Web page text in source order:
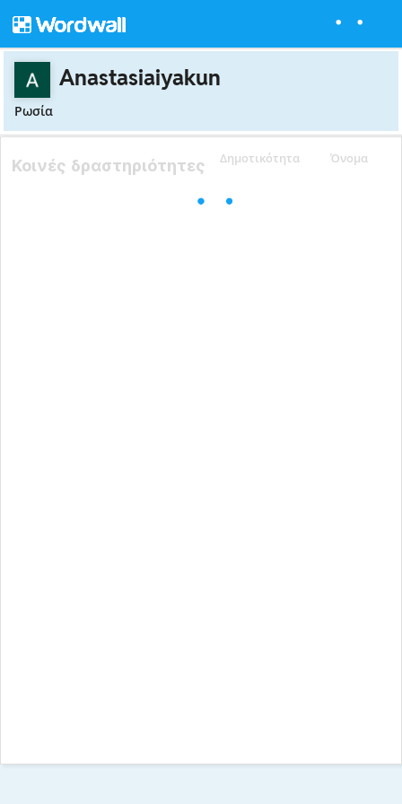
Anastasiaiyakun
Ρωσία
Δημοτικότητα Όνομα
Κοινές δραστηριότητες